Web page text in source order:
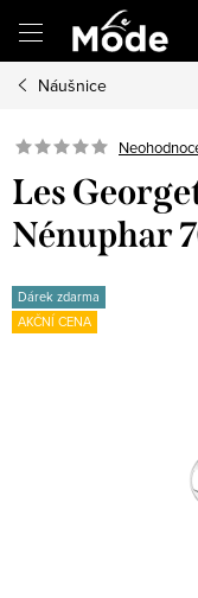
obsah
Náušnice
Les
Nénuphar
Dárek zdarma
AKČNÍ CENA